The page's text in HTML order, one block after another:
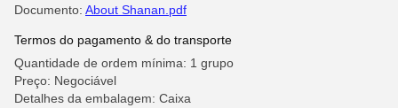
Documento: About Shanan.pdf
Termos do pagamento & do transporte
Quantidade de ordem mínima: 1 grupo
Preço: Negociável
Detalhes da embalagem: Caixa